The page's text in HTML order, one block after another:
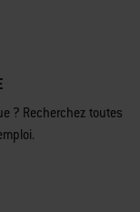
? Recherchez toutes